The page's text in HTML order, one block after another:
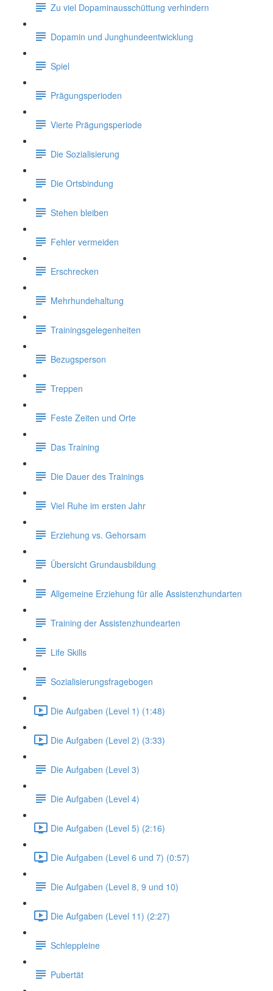
Zu viel Dopaminausschüttung verhindern
Dopamin und Junghundeentwicklung
Spiel
Prägungsperioden
Vierte Prägungsperiode
Die Sozialisierung
Die Ortsbindung
Stehen bleiben
Fehler vermeiden
Erschrecken
Mehrhundehaltung
Trainingsgelegenheiten
Bezugsperson
Treppen
Feste Zeiten und Orte
Das Training
Die Dauer des Trainings
Viel Ruhe im ersten Jahr
Erziehung vs. Gehorsam
Übersicht Grundausbildung
Allgemeine Erziehung für alle Assistenzhundarten
Training der Assistenzhundearten
Life Skills
Sozialisierungsfragebogen
Die Aufgaben (Level 1) (1:48)
Die Aufgaben (Level 2) (3:33)
Die Aufgaben (Level 3)
Die Aufgaben (Level 4)
Die Aufgaben (Level 5) (2:16)
Die Aufgaben (Level 6 und 7) (0:57)
Die Aufgaben (Level 8, 9 und 10)
Die Aufgaben (Level 11) (2:27)
Schleppleine
Pubertät